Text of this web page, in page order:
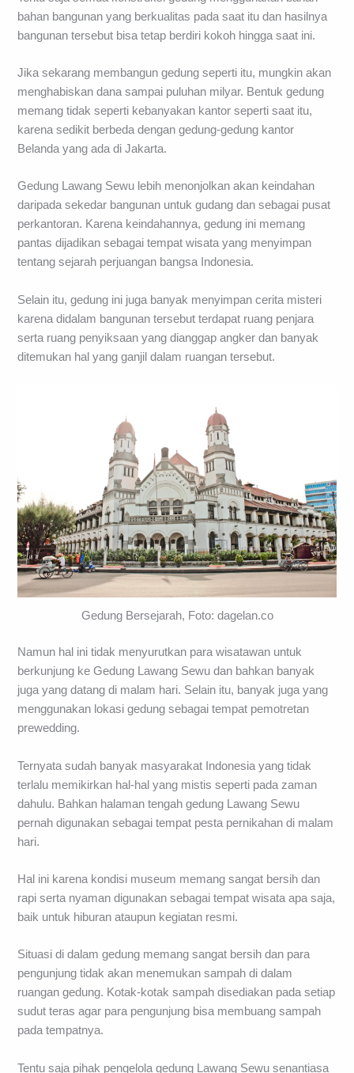
bahan bangunan yang berkualitas pada saat itu dan hasilnya
bangunan tersebut bisa tetap berdiri kokoh hingga saat ini.
Jika sekarang membangun gedung seperti itu, mungkin akan
menghabiskan dana sampai puluhan milyar. Bentuk gedung
memang tidak seperti kebanyakan kantor seperti saat itu,
karena sedikit berbeda dengan gedung-gedung kantor
Belanda yang ada di Jakarta.
Gedung Lawang Sewu lebih menonjolkan akan keindahan
daripada sekedar bangunan untuk gudang dan sebagai pusat
perkantoran. Karena keindahannya, gedung ini memang
pantas dijadikan sebagai tempat wisata yang menyimpan
tentang sejarah perjuangan bangsa Indonesia.
Selain itu, gedung ini juga banyak menyimpan cerita misteri
karena didalam bangunan tersebut terdapat ruang penjara
serta ruang penyiksaan yang dianggap angker dan banyak
ditemukan hal yang ganjil dalam ruangan tersebut.
Gedung Bersejarah, Foto: dagelan.co
Namun hal ini tidak menyurutkan para wisatawan untuk
berkunjung ke Gedung Lawang Sewu dan bahkan banyak
juga yang datang di malam hari. Selain itu, banyak juga yang
menggunakan lokasi gedung sebagai tempat pemotretan
prewedding.
Ternyata sudah banyak masyarakat Indonesia yang tidak
terlalu memikirkan hal-hal yang mistis seperti pada zaman
dahulu. Bahkan halaman tengah gedung Lawang Sewu
pernah digunakan sebagai tempat pesta pernikahan di malam
hari.
Hal ini karena kondisi museum memang sangat bersih dan
rapi serta nyaman digunakan sebagai tempat wisata apa saja,
baik untuk hiburan ataupun kegiatan resmi.
Situasi di dalam gedung memang sangat bersih dan para
pengunjung tidak akan menemukan sampah di dalam
ruangan gedung. Kotak-kotak sampah disediakan pada setiap
sudut teras agar para pengunjung bisa membuang sampah
pada tempatnya.
Tentu saja pihak pengelola gedung Lawang Sewu senantiasa